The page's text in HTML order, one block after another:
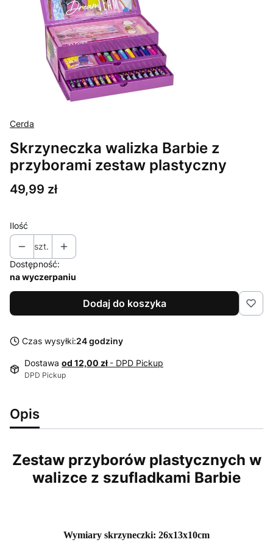
Cerda
Skrzyneczka walizka Barbie z
przyborami zestaw plastyczny
Cena
49,99 zł
Ilość
szt.
Dostępność:
na wyczerpaniu
Dodaj do koszyka
Czas wysyłki:24 godziny
Dostawa od 12,00 zł - DPD Pickup
DPD Pickup
Opis
Zestaw przyborów plastycznych w
walizce z szufladkami Barbie
Wymiary skrzyneczki: 26x13x10cm